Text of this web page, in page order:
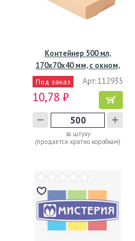
Контейнер 500 мл,
170х70х40 мм, с окном,
Под заказ Арт: 112935
10,78 ₽
за штуку
(продается кратно коробкам)